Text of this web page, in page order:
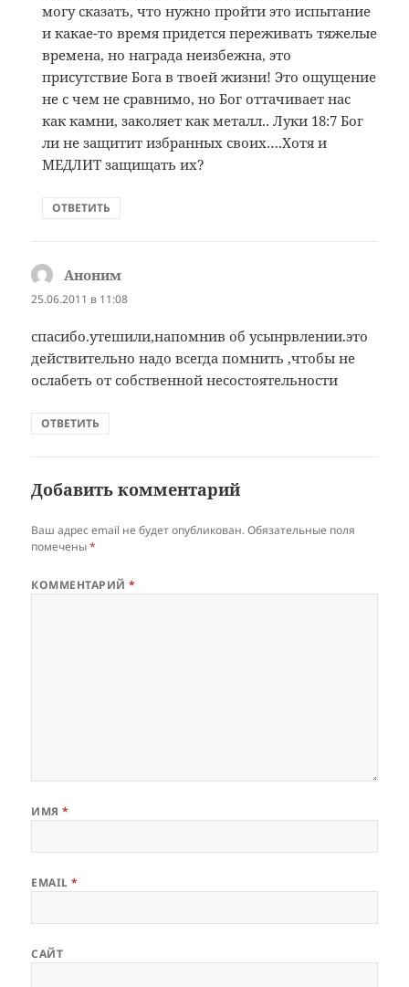
могу сказать, что нужно пройти это испытание
и какае-то время придется переживать тяжелые
времена, но награда неизбежна, это
присутствие Бога в твоей жизни! Это ощущение
не с чем не сравнимо, но Бог оттачивает нас
как камни, заколяет как металл.. Луки 18:7 Бог
ли не защитит избранных своих….Хотя и
МЕДЛИТ защищать их?
ОТВЕТИТЬ
Аноним
25.06.2011 в 11:08
спасибо.утешили,напомнив об усынрвлении.это
действительно надо всегда помнить ,чтобы не
ослабеть от собственной несостоятельности
ОТВЕТИТЬ
Добавить комментарий
Ваш адрес email не будет опубликован. Обязательные поля
помечены*
КОММЕНТАРИЙ*
ИМЯ*
EMAIL*
САЙТ